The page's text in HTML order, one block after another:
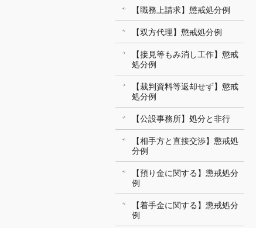
【職務上請求】懲戒処分例
【双方代理】懲戒処分例
【接見等もみ消し工作】懲戒
処分例
【裁判資料等返却せず】懲戒
処分例
【公設事務所】処分と非行
【相手方と直接交渉】懲戒処
分例
【預り金に関する】懲戒処分
例
【着手金に関する】懲戒処分
例